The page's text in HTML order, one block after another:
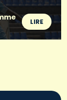
LIRE